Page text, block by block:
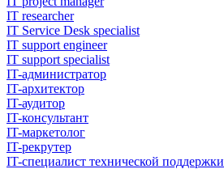
IT researcher
IT Service Desk specialist
IT support engineer
IT support specialist
IT-администратор
IT-архитектор
IT-аудитор
IT-консультант
IT-маркетолог
IT-рекрутер
IT-специалист технической поддержки